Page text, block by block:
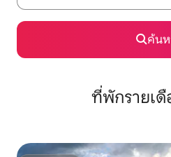
ค้น
ที่พักรายเดื